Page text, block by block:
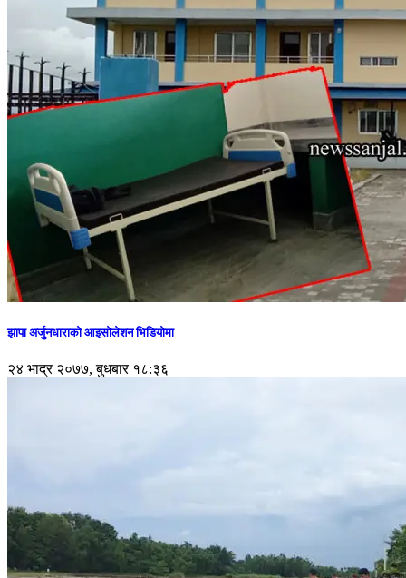
झापा अर्जुनधाराको आइसोलेशन भिडियोमा
२४ भाद्र २०७७, बुधबार १८:३६